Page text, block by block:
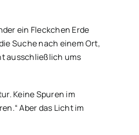
ein Fleckchen Erde
Suche nach einem Ort,
ausschließlich ums
Keine Spuren im
Aber das Licht im